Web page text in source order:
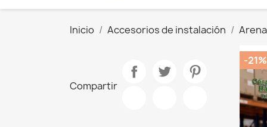
Inicio Accesorios de instalación
Compartir
-21%